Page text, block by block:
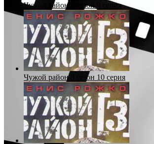
Чужой район 3 сезон 9 серия
Чужой район 3 сезон 10 серия